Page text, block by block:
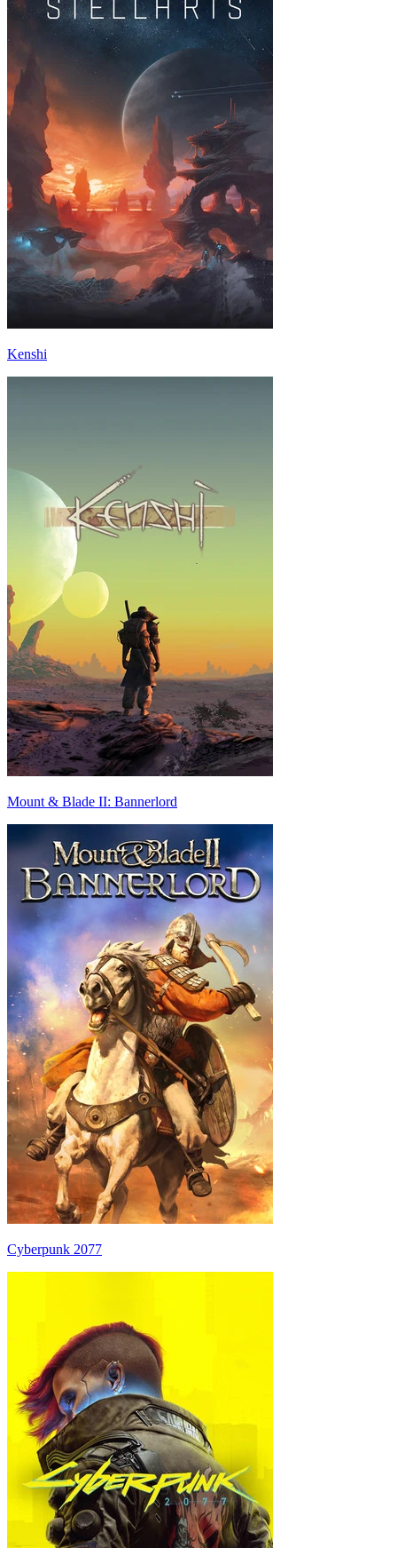
Kenshi
Mount & Blade II: Bannerlord
Cyberpunk 2077